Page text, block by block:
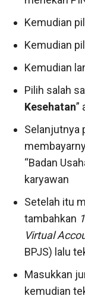
Kemudian
Kemudian
Kemudian
Pilih salah
Kesehatan”
Selanjutnya
“Badan
karyawan
Setelah itu
tambahkan
Virtual
BPJS) lalu
Masukkan
kemudian